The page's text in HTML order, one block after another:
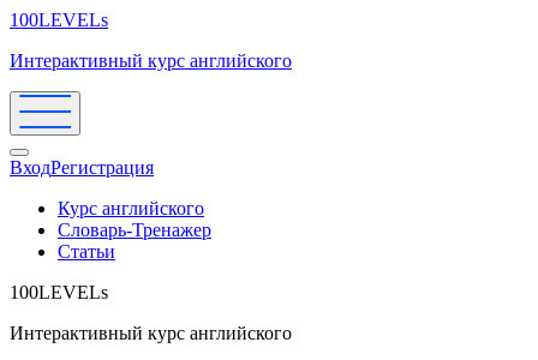
100LEVELs
Интерактивный курс английского
ВходРегистрация
Курс английского
Словарь-Тренажер
Статьи
100LEVELs
Интерактивный курс английского